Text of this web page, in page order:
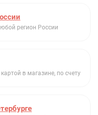
регион России
в магазине, по счету